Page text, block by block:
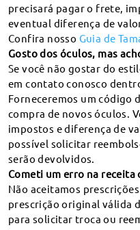
Firmoo
Ajuda
País / Região
Métodos de Pagamento
Direitos autorais ©
precisará pagar o frete,
eventual diferença de
Confira nosso Guia de
Gosto dos óculos, mas
Se você não gostar do
em contato conosco
Forneceremos um código
compra de novos óculos.
impostos e diferença de
possível solicitar
serão devolvidos.
Cometi um erro na receita
Não aceitamos
prescrição original válida
para solicitar troca ou